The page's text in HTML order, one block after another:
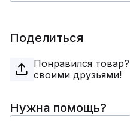
Поделиться
Понравился
своими друзьями!
Нужна помощь?